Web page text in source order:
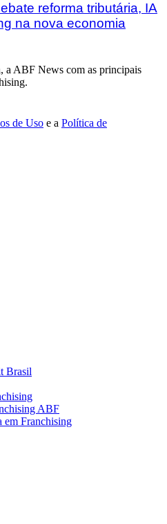
reforma tributária, IA
na nova economia
a ABF News com as principais
de Uso e a Política de
Brasil
ABF
em Franchising